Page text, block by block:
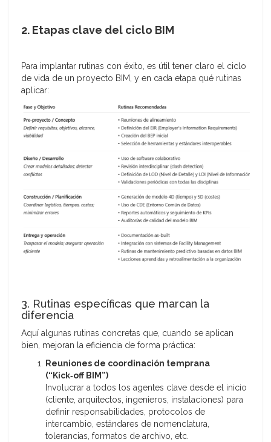
2. Etapas clave del ciclo BIM
Para implantar rutinas con éxito, es útil tener claro el ciclo
de vida de un proyecto BIM, y en cada etapa qué rutinas
aplicar:
3. Rutinas específicas que marcan la
diferencia
Aquí algunas rutinas concretas que, cuando se aplican
bien, mejoran la eficiencia de forma práctica:
Reuniones de coordinación temprana
(“Kick‑off BIM”)
Involucrar a todos los agentes clave desde el inicio
(cliente, arquitectos, ingenieros, instalaciones) para
definir responsabilidades, protocolos de
intercambio, estándares de nomenclatura,
tolerancias, formatos de archivo, etc.